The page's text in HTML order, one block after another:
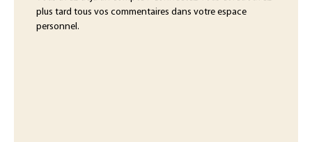
plus tard tous vos commentaires dans votre espace
personnel.